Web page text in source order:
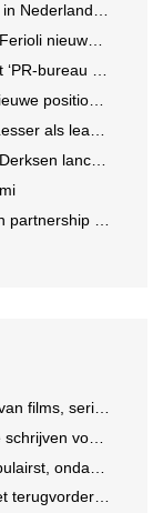
in ChatGPT
Global Head of Production
het jaar 2026’
Create to Celebrate
social agency
bureaus, één visie op groei
talentontwikkeling
vaak versnipperd
de Mercurs 2026
alternatieven
voor de Media